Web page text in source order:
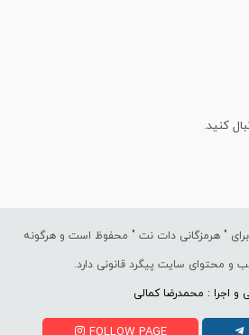
کنید.
" هرمزگانی دات نت " محفوظ است و هرگونه
و محتوای سایت پیگرد قانونی دارد.
و اجرا : محمدرضا کمالی